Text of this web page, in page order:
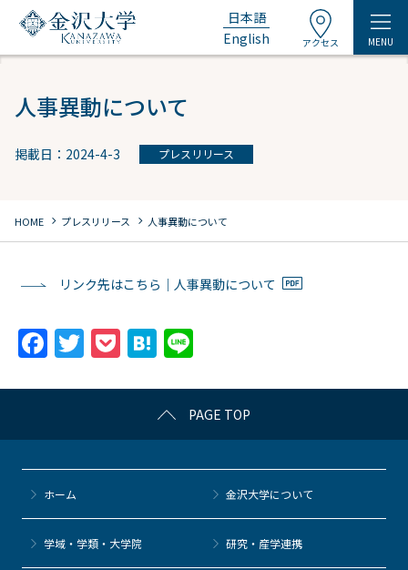
日本語
English
アクセス MENU
人事異動について
掲載日：2024-4-3 プレスリリース
HOME chevron_right プレスリリース chevron_right 人事異動について
リンク先はこちら｜人事異動について
F
c
e
b
o
o
k
T
itt
er
P
c
k
et
H
e
n
a
e
PAGE TOP
ホーム 金沢大学について
学域・学類・大学院 研究・産学連携